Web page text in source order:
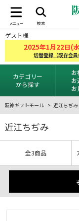
ゲスト様
2025年1月22日(
切替登録（既存会
カテゴリー
から探す
お
お
お
阪神ギフトモール 近江ちぢみ
近江ちぢみ
全3商品